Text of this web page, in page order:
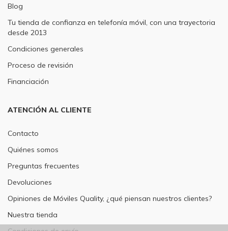
Blog
Tu tienda de confianza en telefonía móvil, con una trayectoria
desde 2013
Condiciones generales
Proceso de revisión
Financiación
ATENCIÓN AL CLIENTE
Contacto
Quiénes somos
Preguntas frecuentes
Devoluciones
Opiniones de Móviles Quality, ¿qué piensan nuestros clientes?
Nuestra tienda